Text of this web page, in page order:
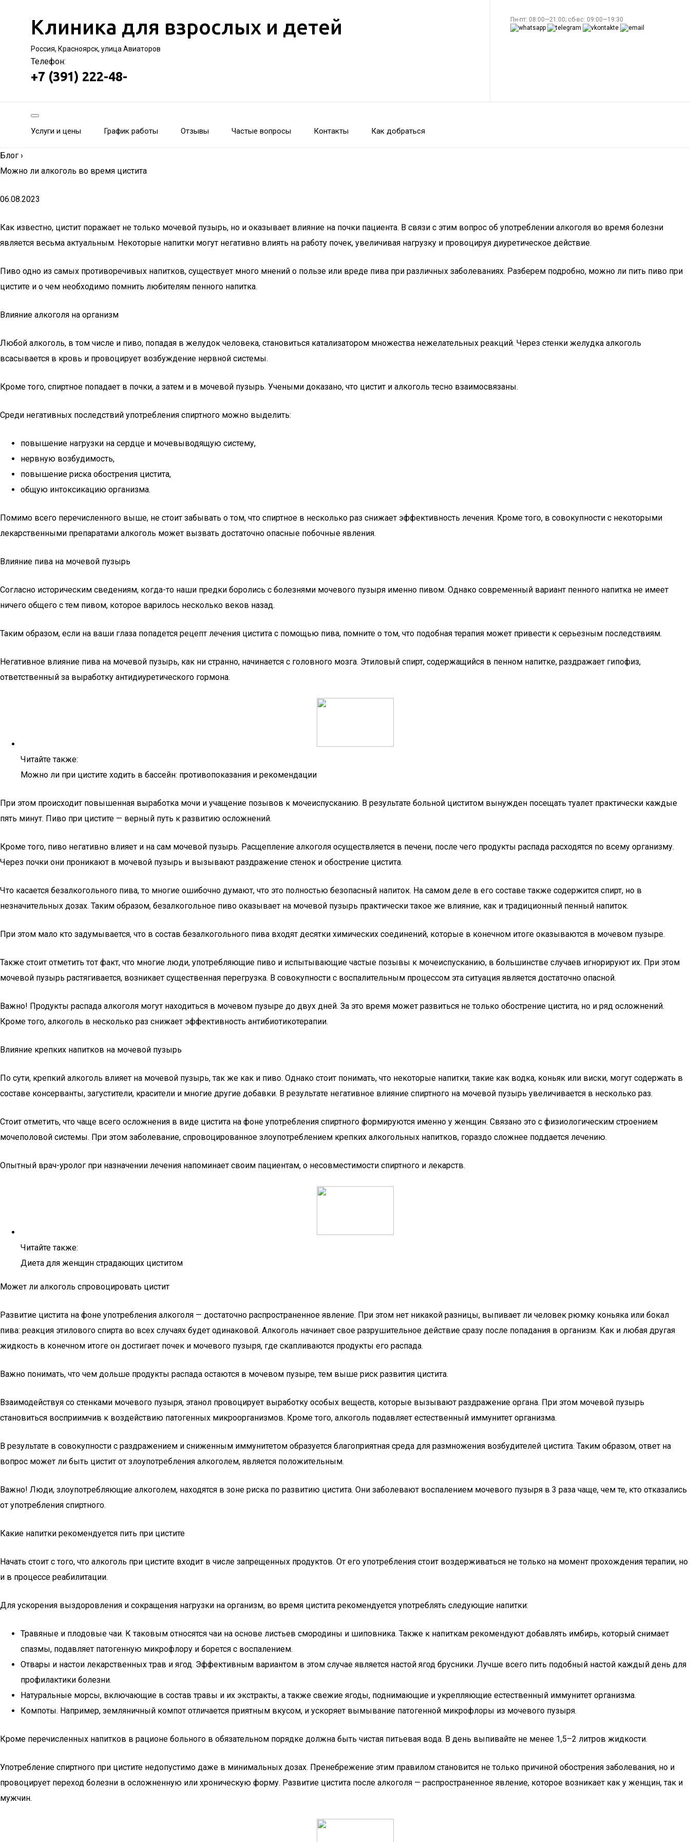
Клиника для взрослых и детей
Россия, Красноярск, улица Авиаторов
Телефон:
+7 (391) 222-48-
Пн-пт: 08:00—21:00; сб-вс: 09:00—19:30
Услуги и цены График работы Отзывы Частые вопросы Контакты Как добраться
Блог ›
Можно ли алкоголь во время цистита
06.08.2023
Как известно, цистит поражает не только мочевой пузырь, но и оказывает влияние на почки пациента. В связи с этим вопрос об употреблении алкоголя во время болезни
является весьма актуальным. Некоторые напитки могут негативно влиять на работу почек, увеличивая нагрузку и провоцируя диуретическое действие.
Пиво одно из самых противоречивых напитков, существует много мнений о пользе или вреде пива при различных заболеваниях. Разберем подробно, можно ли пить пиво при
цистите и о чем необходимо помнить любителям пенного напитка.
Влияние алкоголя на организм
Любой алкоголь, в том числе и пиво, попадая в желудок человека, становиться катализатором множества нежелательных реакций. Через стенки желудка алкоголь
всасывается в кровь и провоцирует возбуждение нервной системы.
Кроме того, спиртное попадает в почки, а затем и в мочевой пузырь. Учеными доказано, что цистит и алкоголь тесно взаимосвязаны.
Среди негативных последствий употребления спиртного можно выделить:
повышение нагрузки на сердце и мочевыводящую систему,
нервную возбудимость,
повышение риска обострения цистита,
общую интоксикацию организма.
Помимо всего перечисленного выше, не стоит забывать о том, что спиртное в несколько раз снижает эффективность лечения. Кроме того, в совокупности с некоторыми
лекарственными препаратами алкоголь может вызвать достаточно опасные побочные явления.
Влияние пива на мочевой пузырь
Согласно историческим сведениям, когда-то наши предки боролись с болезнями мочевого пузыря именно пивом. Однако современный вариант пенного напитка не имеет
ничего общего с тем пивом, которое варилось несколько веков назад.
Таким образом, если на ваши глаза попадется рецепт лечения цистита с помощью пива, помните о том, что подобная терапия может привести к серьезным последствиям.
Негативное влияние пива на мочевой пузырь, как ни странно, начинается с головного мозга. Этиловый спирт, содержащийся в пенном напитке, раздражает гипофиз,
ответственный за выработку антидиуретического гормона.
Читайте также:
Можно ли при цистите ходить в бассейн: противопоказания и рекомендации
При этом происходит повышенная выработка мочи и учащение позывов к мочеиспусканию. В результате больной циститом вынужден посещать туалет практически каждые
пять минут. Пиво при цистите — верный путь к развитию осложнений.
Кроме того, пиво негативно влияет и на сам мочевой пузырь. Расщепление алкоголя осуществляется в печени, после чего продукты распада расходятся по всему организму.
Через почки они проникают в мочевой пузырь и вызывают раздражение стенок и обострение цистита.
Что касается безалкогольного пива, то многие ошибочно думают, что это полностью безопасный напиток. На самом деле в его составе также содержится спирт, но в
незначительных дозах. Таким образом, безалкогольное пиво оказывает на мочевой пузырь практически такое же влияние, как и традиционный пенный напиток.
При этом мало кто задумывается, что в состав безалкогольного пива входят десятки химических соединений, которые в конечном итоге оказываются в мочевом пузыре.
Также стоит отметить тот факт, что многие люди, употребляющие пиво и испытывающие частые позывы к мочеиспусканию, в большинстве случаев игнорируют их. При этом
мочевой пузырь растягивается, возникает существенная перегрузка. В совокупности с воспалительным процессом эта ситуация является достаточно опасной.
Важно! Продукты распада алкоголя могут находиться в мочевом пузыре до двух дней. За это время может развиться не только обострение цистита, но и ряд осложнений.
Кроме того, алкоголь в несколько раз снижает эффективность антибиотикотерапии.
Влияние крепких напитков на мочевой пузырь
По сути, крепкий алкоголь влияет на мочевой пузырь, так же как и пиво. Однако стоит понимать, что некоторые напитки, такие как водка, коньяк или виски, могут содержать в
составе консерванты, загустители, красители и многие другие добавки. В результате негативное влияние спиртного на мочевой пузырь увеличивается в несколько раз.
Стоит отметить, что чаще всего осложнения в виде цистита на фоне употребления спиртного формируются именно у женщин. Связано это с физиологическим строением
мочеполовой системы. При этом заболевание, спровоцированное злоупотреблением крепких алкогольных напитков, гораздо сложнее поддается лечению.
Опытный врач-уролог при назначении лечения напоминает своим пациентам, о несовместимости спиртного и лекарств.
Читайте также:
Диета для женщин страдающих циститом
Может ли алкоголь спровоцировать цистит
Развитие цистита на фоне употребления алкоголя — достаточно распространенное явление. При этом нет никакой разницы, выпивает ли человек рюмку коньяка или бокал
пива: реакция этилового спирта во всех случаях будет одинаковой. Алкоголь начинает свое разрушительное действие сразу после попадания в организм. Как и любая другая
жидкость в конечном итоге он достигает почек и мочевого пузыря, где скапливаются продукты его распада.
Важно понимать, что чем дольше продукты распада остаются в мочевом пузыре, тем выше риск развития цистита.
Взаимодействуя со стенками мочевого пузыря, этанол провоцирует выработку особых веществ, которые вызывают раздражение органа. При этом мочевой пузырь
становиться восприимчив к воздействию патогенных микроорганизмов. Кроме того, алкоголь подавляет естественный иммунитет организма.
В результате в совокупности с раздражением и сниженным иммунитетом образуется благоприятная среда для размножения возбудителей цистита. Таким образом, ответ на
вопрос может ли быть цистит от злоупотребления алкоголем, является положительным.
Важно! Люди, злоупотребляющие алкоголем, находятся в зоне риска по развитию цистита. Они заболевают воспалением мочевого пузыря в 3 раза чаще, чем те, кто отказались
от употребления спиртного.
Какие напитки рекомендуется пить при цистите
Начать стоит с того, что алкоголь при цистите входит в числе запрещенных продуктов. От его употребления стоит воздерживаться не только на момент прохождения терапии, но
и в процессе реабилитации.
Для ускорения выздоровления и сокращения нагрузки на организм, во время цистита рекомендуется употреблять следующие напитки:
Травяные и плодовые чаи. К таковым относятся чаи на основе листьев смородины и шиповника. Также к напиткам рекомендуют добавлять имбирь, который снимает
спазмы, подавляет патогенную микрофлору и борется с воспалением.
Отвары и настои лекарственных трав и ягод. Эффективным вариантом в этом случае является настой ягод брусники. Лучше всего пить подобный настой каждый день для
профилактики болезни.
Натуральные морсы, включающие в состав травы и их экстракты, а также свежие ягоды, поднимающие и укрепляющие естественный иммунитет организма.
Компоты. Например, земляничный компот отличается приятным вкусом, и ускоряет вымывание патогенной микрофлоры из мочевого пузыря.
Кроме перечисленных напитков в рационе больного в обязательном порядке должна быть чистая питьевая вода. В день выпивайте не менее 1,5–2 литров жидкости.
Употребление спиртного при цистите недопустимо даже в минимальных дозах. Пренебрежение этим правилом становится не только причиной обострения заболевания, но и
провоцирует переход болезни в осложненную или хроническую форму. Развитие цистита после алкоголя — распространенное явление, которое возникает как у женщин, так и
мужчин.